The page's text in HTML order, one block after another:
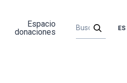
Espacio
donaciones
ES